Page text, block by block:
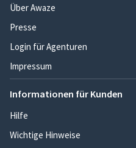
Über Awaze
Presse
Login für Agenturen
Impressum
Informationen für Kunden
Hilfe
Wichtige Hinweise